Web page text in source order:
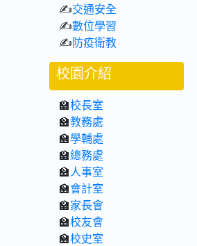
✍交通安全
✍數位學習
✍ 防疫衛教
校園介紹
🏫校長室
🏫教務處
🏫學輔處
🏫總務處
🏫 人事室
🏫會計室
🏫家長會
🏫校友會
🏫校史室